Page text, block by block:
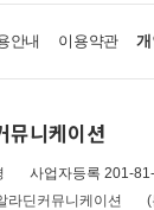
안내 이용약관
뮤니케이션
사업자등록 201-
라딘커뮤니케이션
(